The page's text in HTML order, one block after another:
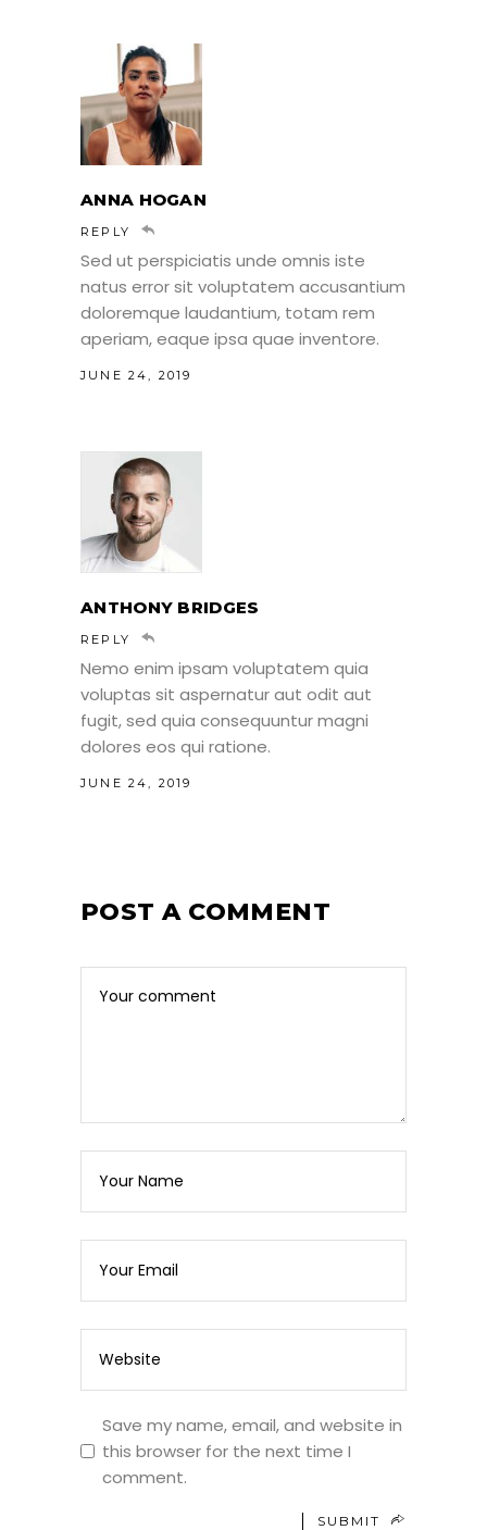
ANNA HOGAN
REPLY
Sed ut perspiciatis unde omnis iste
natus error sit voluptatem accusantium
doloremque laudantium, totam rem
aperiam, eaque ipsa quae inventore.
JUNE 24, 2019
ANTHONY BRIDGES
REPLY
Nemo enim ipsam voluptatem quia
voluptas sit aspernatur aut odit aut
fugit, sed quia consequuntur magni
dolores eos qui ratione.
JUNE 24, 2019
POST A COMMENT
Save my name, email, and website in
this browser for the next time I
comment.
SUBMIT